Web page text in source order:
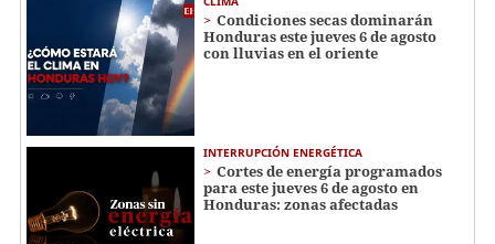
Condiciones secas dominarán
Honduras este jueves 6 de agosto
con lluvias en el oriente
INTERRUPCIÓN ENERGÉTICA
Cortes de energía programados
para este jueves 6 de agosto en
Honduras: zonas afectadas